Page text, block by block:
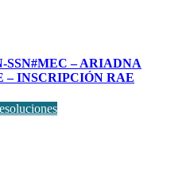
SSN#MEC – ARIADNA
INSCRIPCIÓN RAE